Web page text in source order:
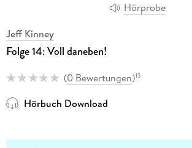
Hörprobe
Jeff Kinney
Folge 14: Voll daneben!
(0 Bewertungen)15
Hörbuch Download